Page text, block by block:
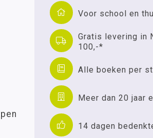
Voor school en
Gratis levering in
100,-*
Alle boeken per
Meer dan 20 jaar
14 dagen